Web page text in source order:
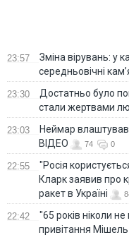
23:57
Зміна вірувань: у
середньовічні
23:30
Достатньо було
стали жертвами
23:03
Неймар влаштував
ВІДЕО
74 0
22:55
"Росія
Кларк заявив про
ракет в Україні
22:42
"65 років ніколи
привітання